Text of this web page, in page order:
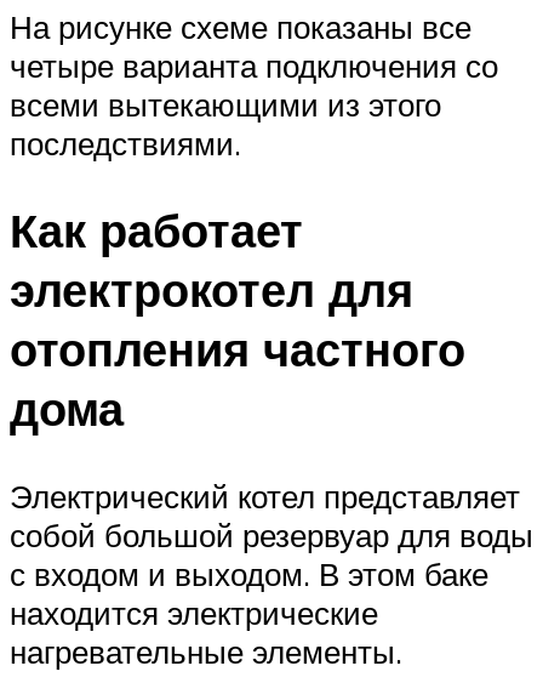
На рисунке схеме показаны все
четыре варианта подключения со
всеми вытекающими из этого
последствиями.
Как работает
электрокотел для
отопления частного
дома
Электрический котел представляет
собой большой резервуар для воды
с входом и выходом. В этом баке
находится электрические
нагревательные элементы.